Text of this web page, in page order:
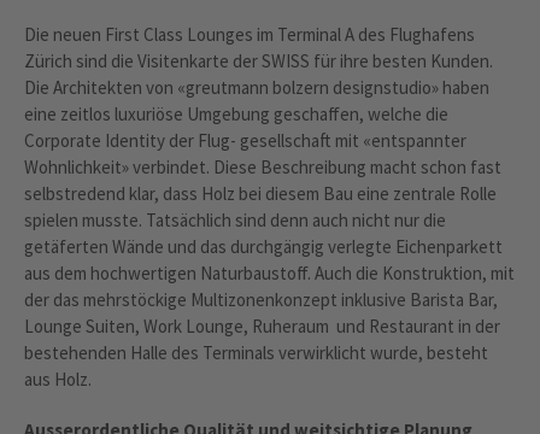
Die neuen First Class Lounges im Terminal A des Flughafens
Zürich sind die Visitenkarte der SWISS für ihre besten Kunden.
Die Architekten von «greutmann bolzern designstudio» haben
eine zeitlos luxuriöse Umgebung geschaffen, welche die
Corporate Identity der Flug- gesellschaft mit «entspannter
Wohnlichkeit» verbindet. Diese Beschreibung macht schon fast
selbstredend klar, dass Holz bei diesem Bau eine zentrale Rolle
spielen musste. Tatsächlich sind denn auch nicht nur die
getäferten Wände und das durchgängig verlegte Eichenparkett
aus dem hochwertigen Naturbaustoff. Auch die Konstruktion, mit
der das mehrstöckige Multizonenkonzept inklusive Barista Bar,
Lounge Suiten, Work Lounge, Ruheraum und Restaurant in der
bestehenden Halle des Terminals verwirklicht wurde, besteht
aus Holz.